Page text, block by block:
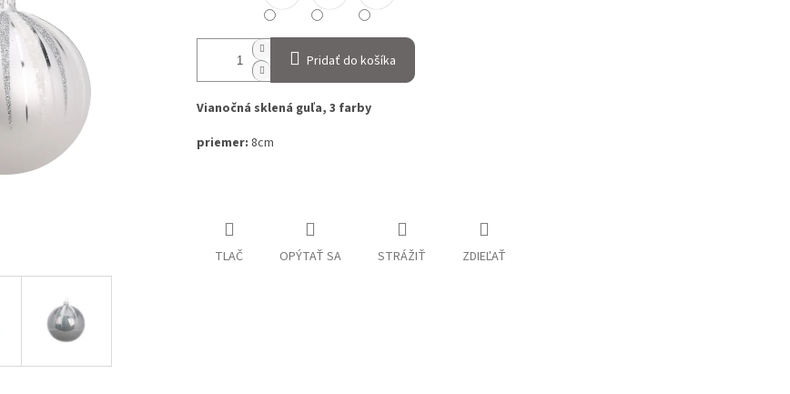
Pridať do košíka
Vianočná sklená guľa, 3 farby
priemer: 8cm
TLAČ OPÝTAŤ SA STRÁŽIŤ ZDIEĽAŤ